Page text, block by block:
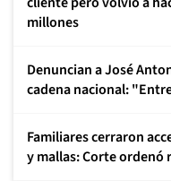
millones
Denuncian a José
cadena nacional:
Familiares cerraron
y mallas: Corte ordenó